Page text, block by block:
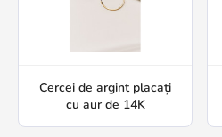
Cercei de argint placați
cu aur de 14K